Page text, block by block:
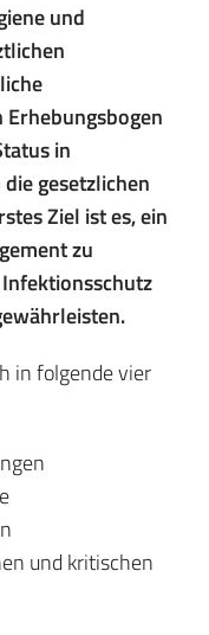
und
in
gesetzlichen
Ziel ist es, ein
zu
in folgende vier
und kritischen